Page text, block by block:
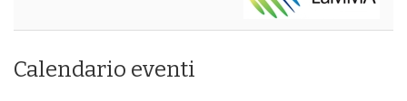
Calendario eventi